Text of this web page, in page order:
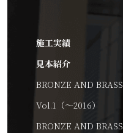
施工実績
見本紹介
BRONZE AND BRASS
Vol.1（～2016）
BRONZE AND BRASS